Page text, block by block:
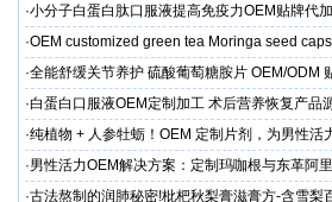
决方案，助力外贸客户全球市场
·小分子白蛋白肽口服液提高免疫力OEM贴牌代
家直供
·OEM customized green tea Moringa seed
·全能舒缓关节养护 硫酸葡萄糖胺片 OEM/ODM
按需定制
·白蛋白口服液OEM定制加工 术后营养恢复产品
属服务
·纯植物 + 人参牡蛎！OEM 定制片剂，为男性活
力保驾护航
·男性活力OEM解决方案：定制玛咖根与东革阿里
出口市场专属
·古法熬制的润肺秘密!枇杷秋梨膏滋膏方-含雪梨